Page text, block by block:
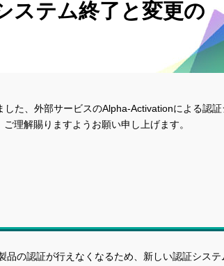
ステム終了と変更の
た、外部サービスのAlpha-Activationによる認証
理解賜りますようお願い申し上げます。
の認証が行えなくなるため、新しい認証システ